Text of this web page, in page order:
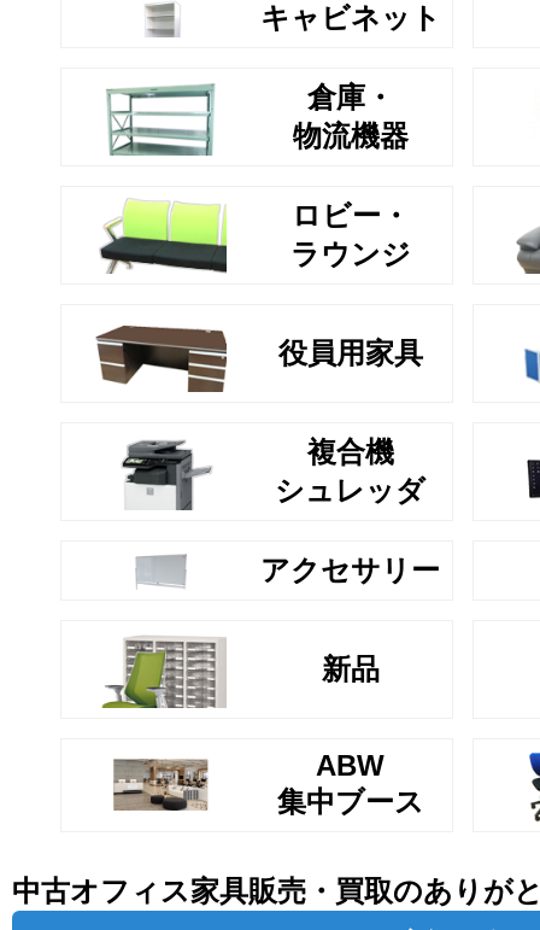
キャビネット
倉庫・
物流機器
ロビー・
ラウンジ
役員用家具
複合機
シュレッダ
アクセサリー
新品
ABW
集中ブース
中古オフィス家具販売・買取のありが